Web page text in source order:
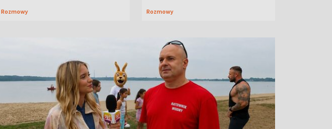
Rozmowy Rozmowy